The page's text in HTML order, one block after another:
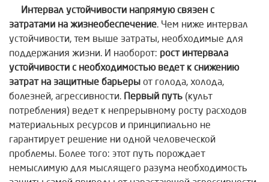
Интервал устойчивости напрямую связен с
затратами на жизнеобеспечение. Чем ниже интервал
устойчивости, тем выше затраты, необходимые для
поддержания жизни. И наоборот: рост интервала
устойчивости с необходимостью ведет к снижению
затрат на защитные барьеры от голода, холода,
болезней, агрессивности. Первый путь (культ
потребления) ведет к непрерывному росту расходов
материальных ресурсов и принципиально не
гарантирует решение ни одной человеческой
проблемы. Более того: этот путь порождает
немыслимую для мыслящего разума необходимость